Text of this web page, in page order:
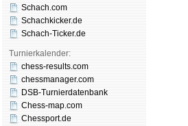
Schach.com
Schachkicker.de
Schach-Ticker.de
Turnierkalender:
chess-results.com
chessmanager.com
DSB-Turnierdatenbank
Chess-map.com
Chessport.de